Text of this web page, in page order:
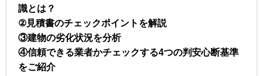
識とは？
②見積書のチェックポイントを解説
③建物の劣化状況を分析
④信頼できる業者かチェックする4つの判安心断基準
をご紹介